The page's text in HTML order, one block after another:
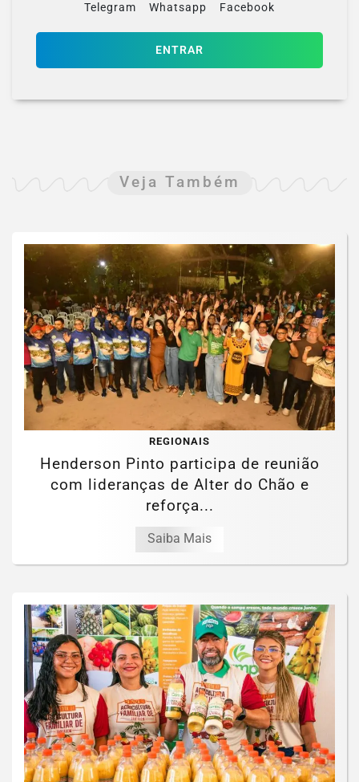
Telegram Whatsapp Facebook
ENTRAR
Veja Também
REGIONAIS
Henderson Pinto participa de reunião
com lideranças de Alter do Chão e
reforça...
Saiba Mais